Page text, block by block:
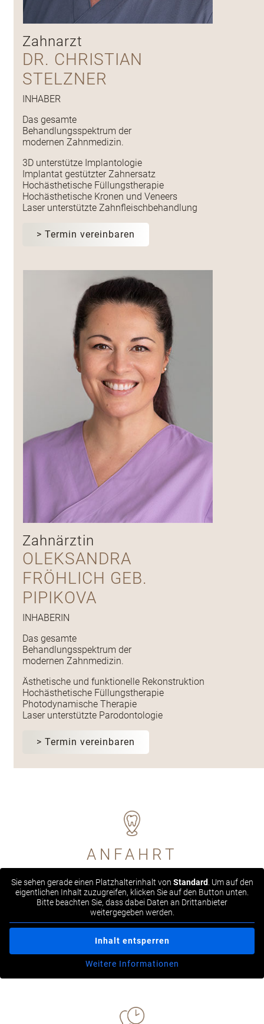
Zahnarzt
DR. CHRISTIAN
STELZNER
INHABER
Das gesamte
Behandlungsspektrum der
modernen Zahnmedizin.
3D unterstütze Implantologie
Implantat gestützter Zahnersatz
Hochästhetische Füllungstherapie
Hochästhetische Kronen und Veneers
Laser unterstützte Zahnfleischbehandlung
> Termin vereinbaren
Zahnärztin
OLEKSANDRA
FRÖHLICH GEB.
PIPIKOVA
INHABERIN
Das gesamte
Behandlungsspektrum der
modernen Zahnmedizin.
Ästhetische und funktionelle Rekonstruktion
Hochästhetische Füllungstherapie
Photodynamische Therapie
Laser unterstützte Parodontologie
> Termin vereinbaren
ANFAHRT
Sie sehen gerade einen Platzhalterinhalt von Standard. Um auf den
eigentlichen Inhalt zuzugreifen, klicken Sie auf den Button unten.
Bitte beachten Sie, dass dabei Daten an Drittanbieter
weitergegeben werden.
Inhalt entsperren
Weitere Informationen